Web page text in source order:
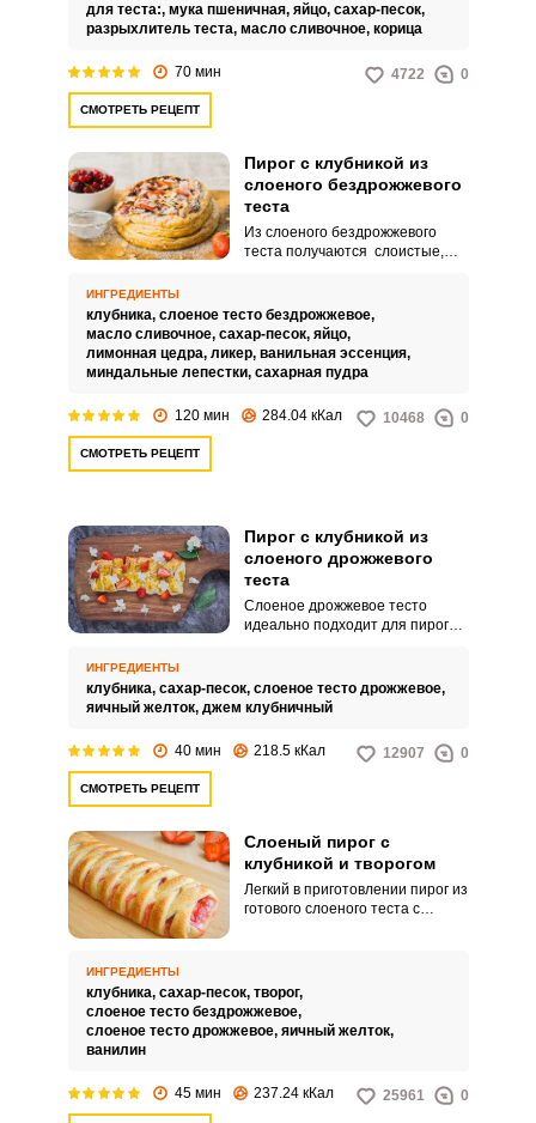
для теста:, мука пшеничная, яйцо, сахар-песок,
разрыхлитель теста, масло сливочное, корица
70 мин 4722 0
СМОТРЕТЬ РЕЦЕПТ
Пирог с клубникой из
слоеного бездрожжевого
теста
Из слоеного бездрожжевого
теста получаются слоистые,
с кремовыми начинками и
свежими, сочными ягодами.
Именно таким получится пирог
по этому рецепту, а еще он
смело подавать к праздничному
столу.
ИНГРЕДИЕНТЫ
клубника, слоеное тесто бездрожжевое,
масло сливочное, сахар-песок, яйцо,
лимонная цедра, ликер, ванильная эссенция,
миндальные лепестки, сахарная пудра
120 мин 284.04 кКал 10468 0
СМОТРЕТЬ РЕЦЕПТ
Пирог с клубникой из
слоеного дрожжевого
теста
Слоеное дрожжевое тесто
идеально подходит для пирогов.
ИНГРЕДИЕНТЫ
клубника, сахар-песок, слоеное тесто дрожжевое,
яичный желток, джем клубничный
40 мин 218.5 кКал 12907 0
СМОТРЕТЬ РЕЦЕПТ
Слоеный пирог с
клубникой и творогом
Легкий в приготовлении пирог из
готового слоеного теста с
оригинальной формой.
Попробуйте его приготовить и
вам обязательно понравится.
ИНГРЕДИЕНТЫ
клубника, сахар-песок, творог,
слоеное тесто бездрожжевое,
слоеное тесто дрожжевое, яичный желток,
ванилин
45 мин 237.24 кКал 25961 0